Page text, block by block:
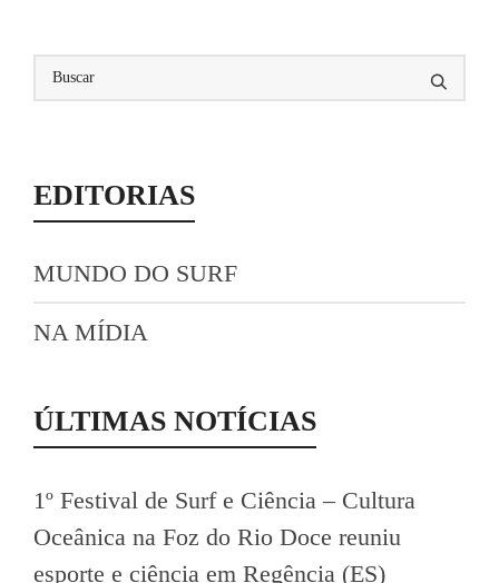
EDITORIAS
MUNDO DO SURF
NA MÍDIA
ÚLTIMAS NOTÍCIAS
1º Festival de Surf e Ciência – Cultura
Oceânica na Foz do Rio Doce reuniu
esporte e ciência em Regência (ES)